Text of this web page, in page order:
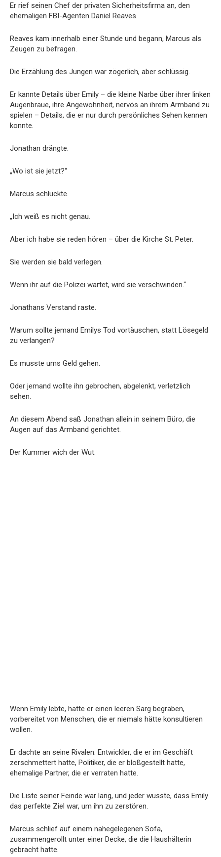
Er rief seinen Chef der privaten Sicherheitsfirma an, den
ehemaligen FBI-Agenten Daniel Reaves.
Reaves kam innerhalb einer Stunde und begann, Marcus als
Zeugen zu befragen.
Die Erzählung des Jungen war zögerlich, aber schlüssig.
Er kannte Details über Emily – die kleine Narbe über ihrer linken
Augenbraue, ihre Angewohnheit, nervös an ihrem Armband zu
spielen – Details, die er nur durch persönliches Sehen kennen
konnte.
Jonathan drängte.
„Wo ist sie jetzt?“
Marcus schluckte.
„Ich weiß es nicht genau.
Aber ich habe sie reden hören – über die Kirche St. Peter.
Sie werden sie bald verlegen.
Wenn ihr auf die Polizei wartet, wird sie verschwinden.“
Jonathans Verstand raste.
Warum sollte jemand Emilys Tod vortäuschen, statt Lösegeld
zu verlangen?
Es musste ums Geld gehen.
Oder jemand wollte ihn gebrochen, abgelenkt, verletzlich
sehen.
An diesem Abend saß Jonathan allein in seinem Büro, die
Augen auf das Armband gerichtet.
Der Kummer wich der Wut.
Wenn Emily lebte, hatte er einen leeren Sarg begraben,
vorbereitet von Menschen, die er niemals hätte konsultieren
wollen.
Er dachte an seine Rivalen: Entwickler, die er im Geschäft
zerschmettert hatte, Politiker, die er bloßgestellt hatte,
ehemalige Partner, die er verraten hatte.
Die Liste seiner Feinde war lang, und jeder wusste, dass Emily
das perfekte Ziel war, um ihn zu zerstören.
Marcus schlief auf einem nahegelegenen Sofa,
zusammengerollt unter einer Decke, die die Haushälterin
gebracht hatte.